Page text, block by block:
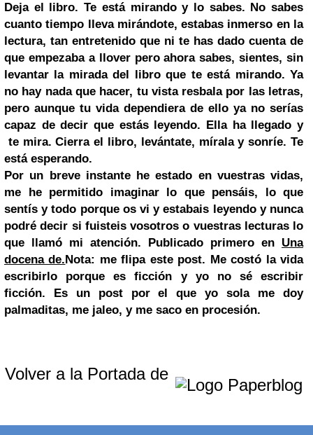
Deja el libro. Te está mirando y lo sabes. No sabes
cuanto tiempo lleva mirándote, estabas inmerso en la
lectura, tan entretenido que ni te has dado cuenta de
que empezaba a llover pero ahora sabes, sientes, sin
levantar la mirada del libro que te está mirando. Ya
no hay nada que hacer, tu vista resbala por las letras,
pero aunque tu vida dependiera de ello ya no serías
capaz de decir que estás leyendo. Ella ha llegado y
te mira. Cierra el libro, levántate, mírala y sonríe. Te
está esperando.
Por un breve instante he estado en vuestras vidas,
me he permitido imaginar lo que pensáis, lo que
sentís y todo porque os vi y estabais leyendo y nunca
podré decir si fuisteis vosotros o vuestras lecturas lo
que llamó mi atención. Publicado primero en Una
docena de.Nota: me flipa este post. Me costó la vida
escribirlo porque es ficción y yo no sé escribir
ficción. Es un post por el que yo sola me doy
palmaditas, me jaleo, y me saco en procesión.
Volver a la Portada de